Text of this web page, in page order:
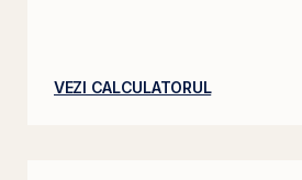
VEZI CALCULATORUL